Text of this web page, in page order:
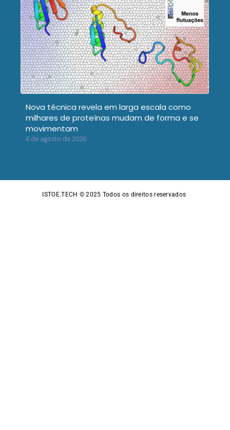
Nova técnica revela em larga escala como
milhares de proteínas mudam de forma e se
movimentam
6 de agosto de 2026
ISTOE.TECH © 2025 Todos os direitos reservados